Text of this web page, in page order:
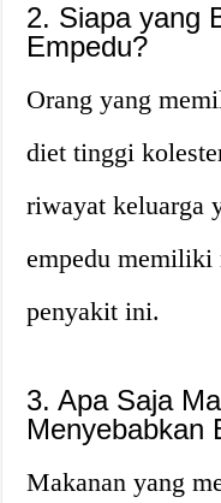
2. Siapa yang
Empedu?
Orang yang
diet tinggi
riwayat keluarga
empedu
penyakit ini.
3. Apa Saja
Menyebabkan
Makanan yang